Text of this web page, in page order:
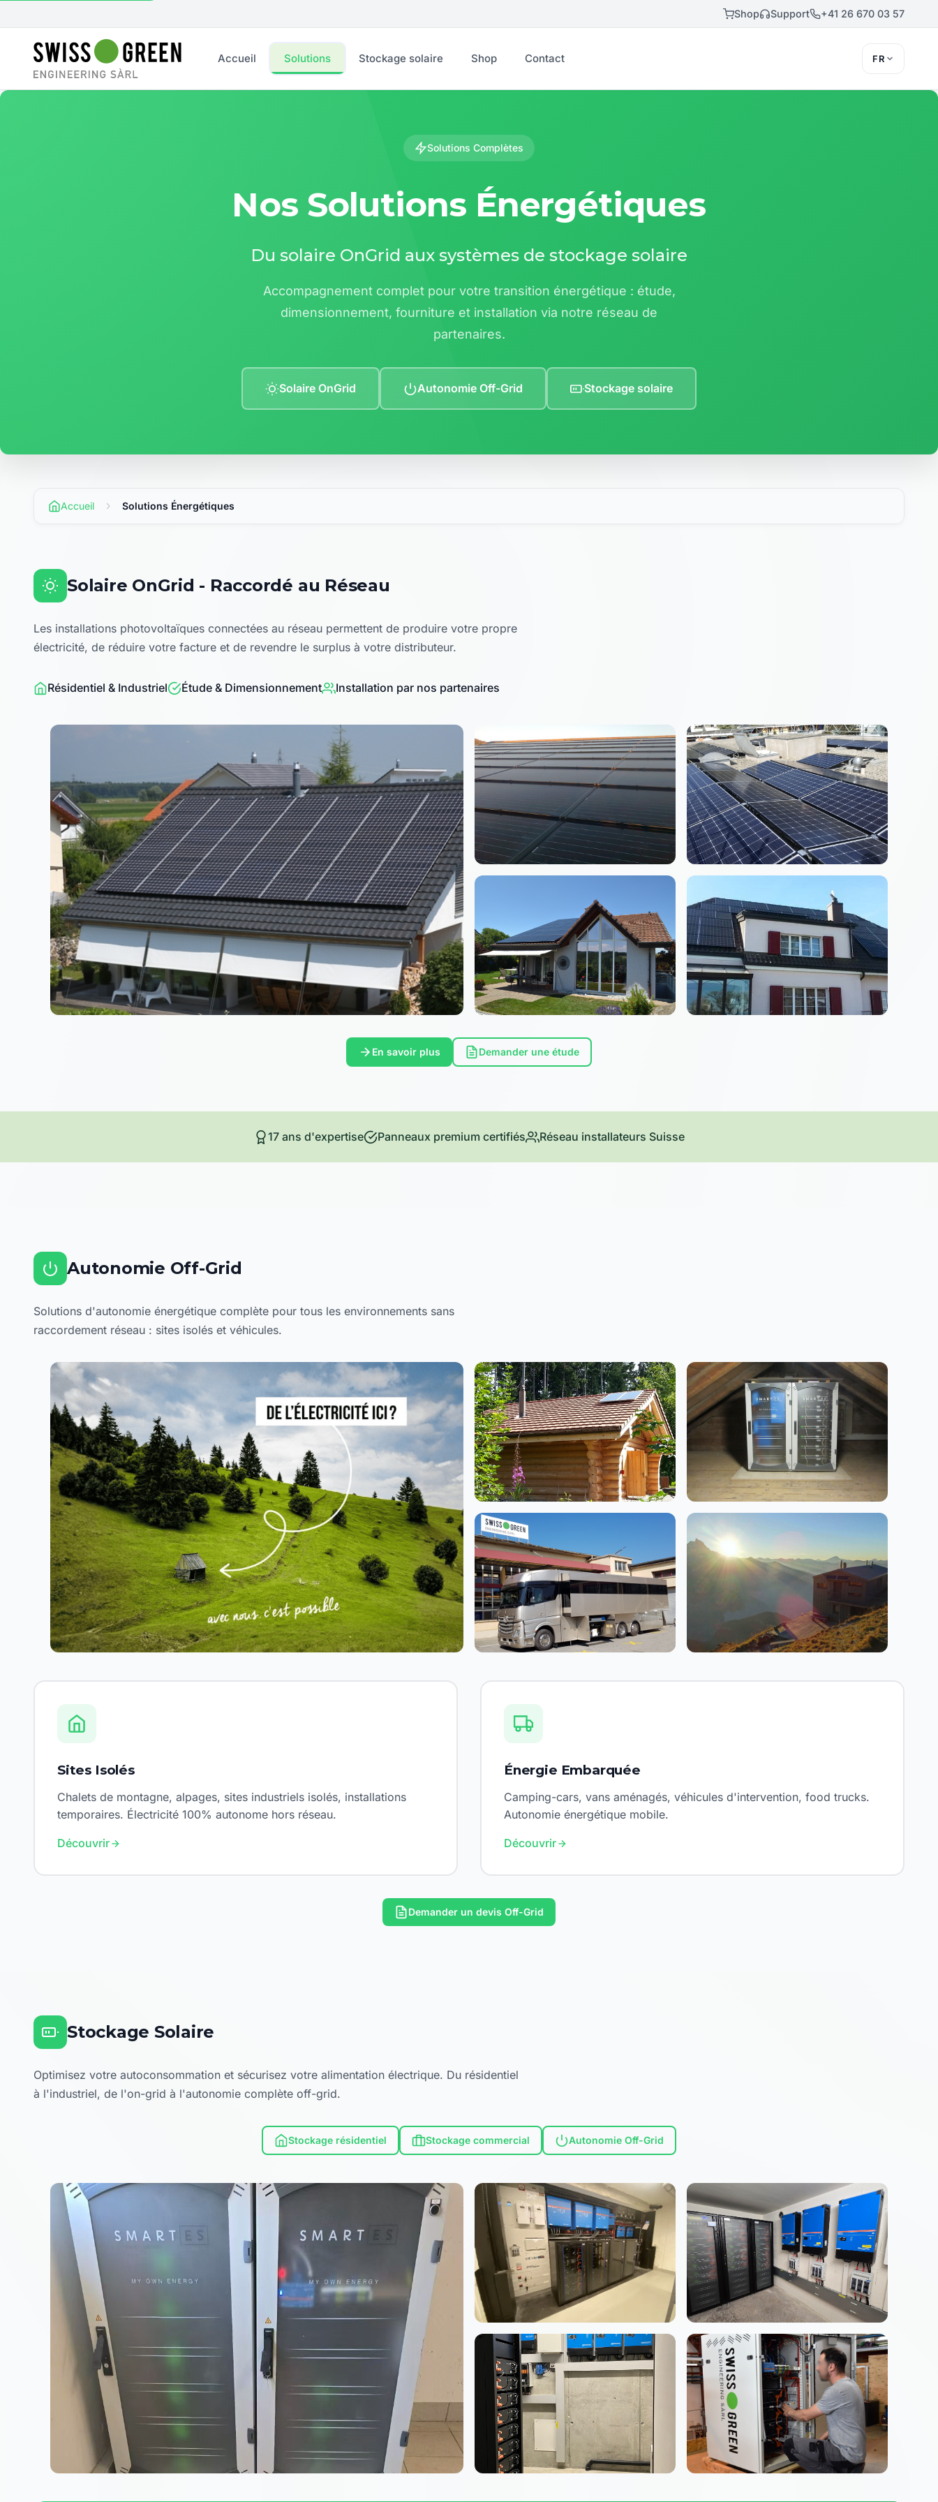
Shop Support +41 26 670 03 57
Accueil Solutions Stockage solaire Shop Contact FR
Solutions Complètes
Nos Solutions Énergétiques
Du solaire OnGrid aux systèmes de stockage solaire
Accompagnement complet pour votre transition énergétique : étude,
dimensionnement, fourniture et installation via notre réseau de
partenaires.
Solaire OnGrid Autonomie Off-Grid Stockage solaire
Accueil Solutions Énergétiques
Solaire OnGrid - Raccordé au Réseau
Les installations photovoltaïques connectées au réseau permettent de produire votre propre
électricité, de réduire votre facture et de revendre le surplus à votre distributeur.
Résidentiel & Industriel Étude & Dimensionnement Installation par nos partenaires
En savoir plus Demander une étude
17 ans d'expertise Panneaux premium certifiés Réseau installateurs Suisse
Autonomie Off-Grid
Solutions d'autonomie énergétique complète pour tous les environnements sans
raccordement réseau : sites isolés et véhicules.
Sites Isolés
Chalets de montagne, alpages, sites industriels isolés, installations
temporaires. Électricité 100% autonome hors réseau.
Découvrir
Énergie Embarquée
Camping-cars, vans aménagés, véhicules d'intervention, food trucks.
Autonomie énergétique mobile.
Découvrir
Demander un devis Off-Grid
Stockage Solaire
Optimisez votre autoconsommation et sécurisez votre alimentation électrique. Du résidentiel
à l'industriel, de l'on-grid à l'autonomie complète off-grid.
Stockage résidentiel Stockage commercial Autonomie Off-Grid